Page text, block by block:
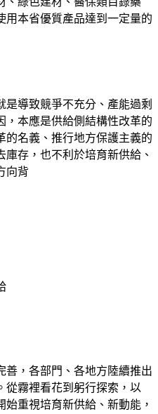
用本省優質產品達到一定量的
導致競爭不充分、產能過剩
，本應是供給側結構性改革的
的名義、推行地方保護主義的
存，也不利於培育新供給、
向背
善，各部門、各地方陸續推出
從霧裡看花到躬行探索，以
始重視培育新供給、新動能，